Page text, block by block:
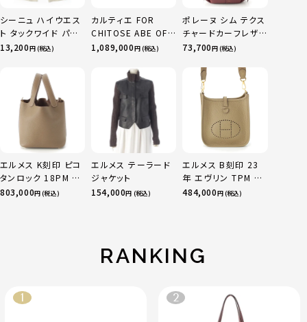
シーニュ ハイウエス
ト タックワイド パン
ツ ボトムス オフホワ
13,200円 (税込)
カルティエ FOR
CHITOSE ABE OF
sacai サカイ 750
ニティ リング 指輪 マ
ルチカラー 50 51
52 24.9g
1,089,000円 (税込)
ポレーヌ シム テクス
チャードカーフレザ
ー トートバッグ ダー
73,700円 (税込)
エルメス K刻印 ピコ
タンロック 18PM ト
リヨン ハンドバッグ
803,000円 (税込)
エルメス テーラード
ジャケット
154,000円 (税込)
エルメス B刻印 23
年 エヴリン TPM 16
アマゾン トリヨンク
484,000円 (税込)
RANKING